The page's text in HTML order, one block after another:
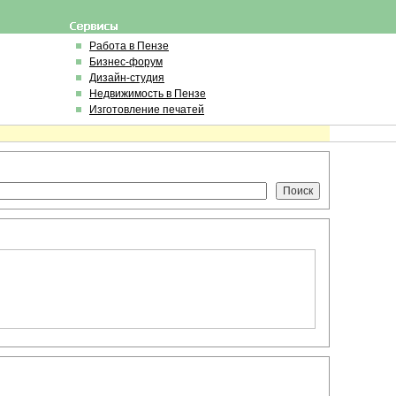
Работа в Пензе
Бизнес-форум
Дизайн-студия
Недвижимость в Пензе
Изготовление печатей